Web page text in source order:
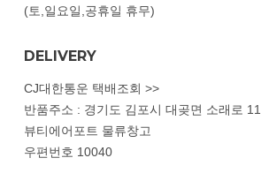
(토,일요일,공휴일 휴무)
DELIVERY
CJ대한통운 택배조회 >>
반품주소 : 경기도 김포시 대곶면 소래로 11
뷰티에어포트 물류창고
우편번호 10040